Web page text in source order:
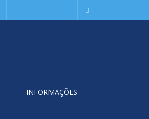
INFORMAÇÕES